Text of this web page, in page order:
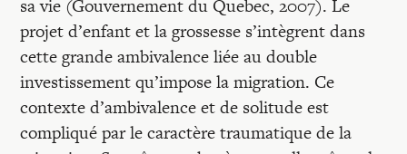
sa vie (Gouvernement du Quebec, 2007). Le
projet d’enfant et la grossesse s’intègrent dans
cette grande ambivalence liée au double
investissement qu’impose la migration. Ce
contexte d’ambivalence et de solitude est
compliqué par le caractère traumatique de la